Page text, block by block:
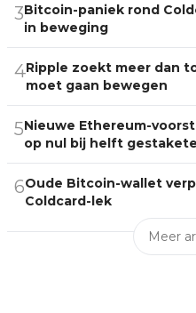
3Bitcoin-paniek rond
in beweging
4Ripple zoekt meer dan
moet gaan bewegen
5Nieuwe Ethereum-
op nul bij helft gestakete
6Oude Bitcoin-wallet
Coldcard-lek
Meer